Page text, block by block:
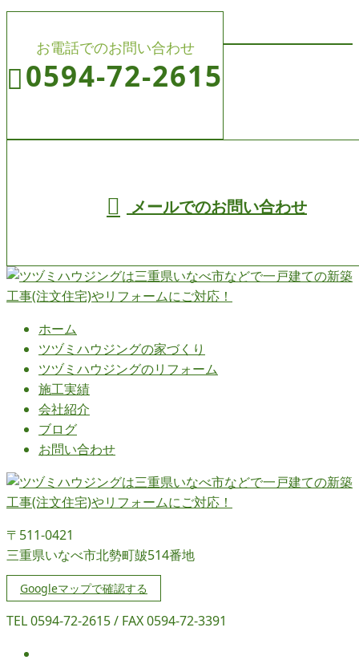
お電話でのお問い合わせ
0594-72-2615
メールでのお問い合わせ
ホーム
ツヅミハウジングの家づくり
ツヅミハウジングのリフォーム
施工実績
会社紹介
ブログ
お問い合わせ
〒511-0421
三重県いなべ市北勢町皷514番地
Googleマップで確認する
TEL 0594-72-2615 / FAX 0594-72-3391